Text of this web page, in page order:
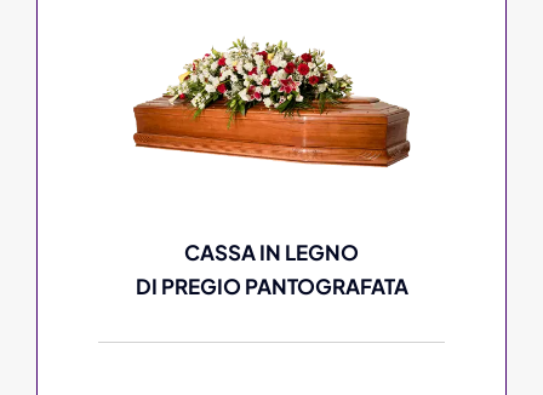
CASSA IN LEGNO
DI PREGIO PANTOGRAFATA